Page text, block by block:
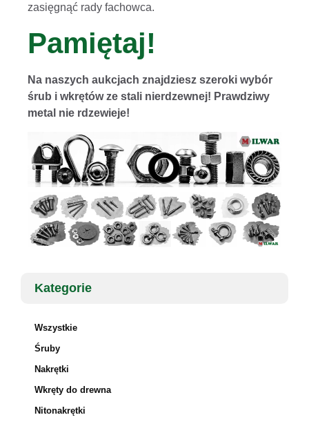
Kategorie
Wszystkie
Śruby
Nakrętki
Wkręty do drewna
Nitonakrętki
zasięgnąć rady fachowca.
Pamiętaj!
Na naszych aukcjach znajdziesz szeroki wybór
śrub i wkrętów ze stali nierdzewnej! Prawdziwy
metal nie rdzewieje!